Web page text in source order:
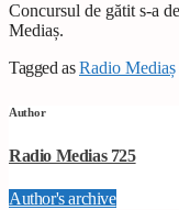
Concursul de gătit s-a
Mediaș.
Tagged asRadio Mediaș
Author
Radio Medias 725
Author's archive